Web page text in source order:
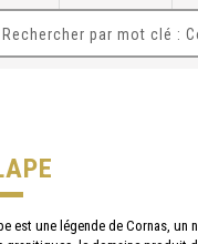
est une légende de Cornas,